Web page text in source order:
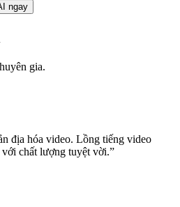
ngay
gia.
địa hóa video. Lồng tiếng video
chất lượng tuyệt vời.”